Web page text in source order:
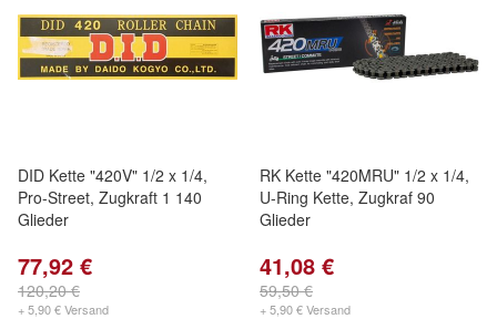
DID Kette "420V" 1/2 x 1/4,
Pro-Street, Zugkraft 1 140
Glieder
77,92 €
120,20 €
+ 5,90 € Versand
RK Kette "420MRU" 1/2 x 1/4,
U-Ring Kette, Zugkraf 90
Glieder
41,08 €
59,50 €
+ 5,90 € Versand